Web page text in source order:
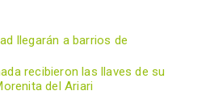
llegarán a barrios de
recibieron las llaves de su
del Ariari